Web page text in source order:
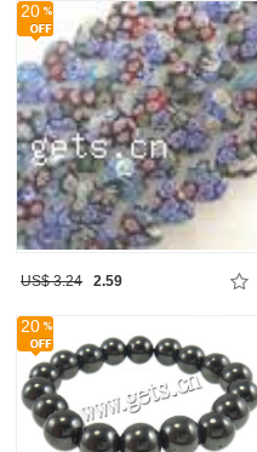
20
US$ 3.24 2.59
20